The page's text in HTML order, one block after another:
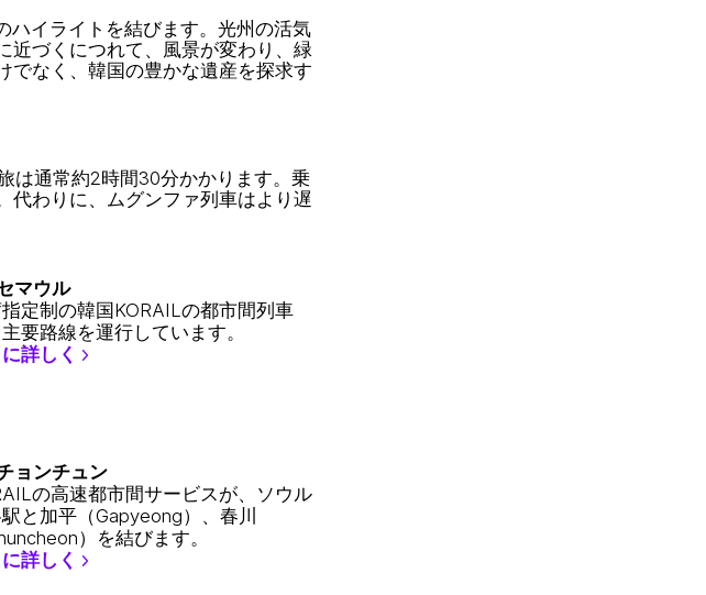
ハイライトを結びます。光州の活気
近づくにつれて、風景が変わり、緑
でなく、韓国の豊かな遺産を探求す
は通常約2時間30分かかります。乗
代わりに、ムグンファ列車はより遅
マウル
定制の韓国KORAILの都市間列車
要路線を運行しています。
詳しく
ョンチュン
の高速都市間サービスが、ソウル
と加平（Gapyeong）、春川
）を結びます。
詳しく